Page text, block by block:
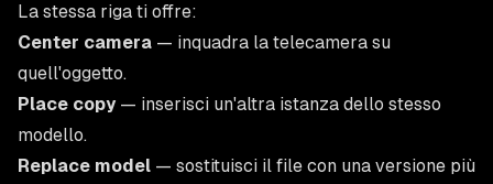
La stessa riga ti offre:
Center camera — inquadra la telecamera su
quell'oggetto.
Place copy— inserisci un'altra istanza dello stesso
modello.
Replace model — sostituisci il file con una versione più